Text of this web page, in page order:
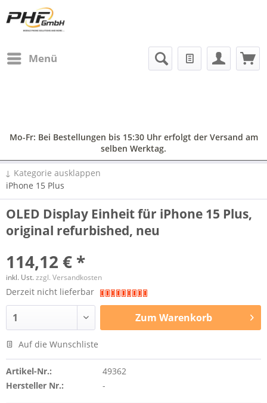
Menü
Mo-Fr: Bei Bestellungen bis 15:30 Uhr erfolgt der Versand am
selben Werktag.
↓ Kategorie ausklappen
iPhone 15 Plus
OLED Display Einheit für iPhone 15 Plus,
original refurbished, neu
114,12 € *
inkl. Ust.zzgl. Versandkosten
Derzeit nicht lieferbar
Zum Warenkorb
Auf die Wunschliste
Artikel-Nr.:
49362
Hersteller Nr.:
-